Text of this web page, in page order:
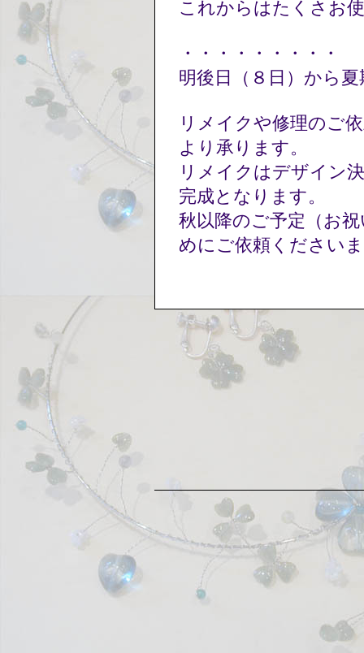
これからはたくさお
・・・・・・・・・
明後日（８日）から
リメイクや修理のご
より承ります。
リメイクはデザイン
完成となります。
秋以降のご予定（お
めにご依頼ください